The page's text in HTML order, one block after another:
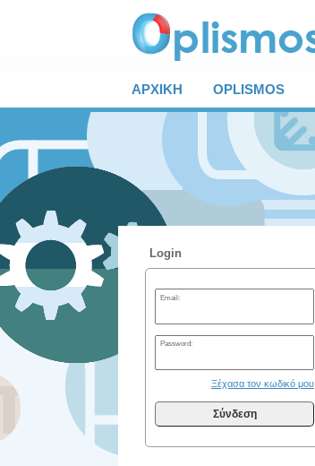
ΑΡΧΙΚΗ OPLISMOS
Login
Email:
Password:
Ξέχασα τον κωδικό μου
Σύνδεση